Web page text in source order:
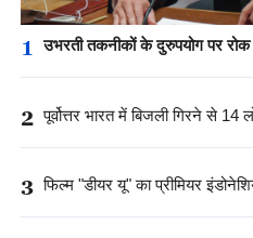
1 उभरती तकनीकों के दुरुपयोग पर रोक
2 पूर्वोत्तर भारत में बिजली गिरने से 14
3 फिल्म "डीयर यू" का प्रीमियर